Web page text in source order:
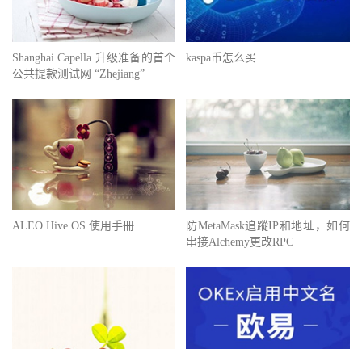
Shanghai Capella 升级准备的首个
公共提款测试网 “Zhejiang”
kaspa币怎么买
ALEO Hive OS 使用手冊
防MetaMask追蹤IP和地址，如何
串接Alchemy更改RPC